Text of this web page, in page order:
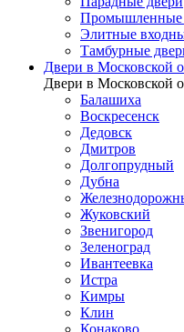
Промышленные
Элитные
Тамбурные
Двери в Московской
Двери в Московской
Балашиха
Воскресенск
Дедовск
Дмитров
Долгопрудный
Дубна
Жуковский
Звенигород
Зеленоград
Ивантеевка
Истра
Кимры
Клин